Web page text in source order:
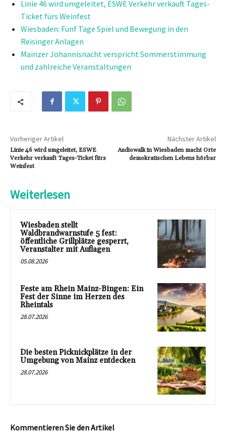
Linie 46 wird umgeleitet, ESWE Verkehr verkauft Tages-
Ticket fürs Weinfest
Wiesbaden: Fünf Tage Spiel und Bewegung in den
Reisinger Anlagen
Mainzer Johannisnacht verspricht Sommerstimmung
und zahlreiche Veranstaltungen
Vorheriger Artikel
Linie 46 wird umgeleitet, ESWE
Verkehr verkauft Tages-Ticket fürs
Weinfest
Nächster Artikel
Audiowalk in Wiesbaden macht Orte
demokratischen Lebens hörbar
Weiterlesen
Wiesbaden stellt
Waldbrandwarnstufe 5 fest:
öffentliche Grillplätze gesperrt,
Veranstalter mit Auflagen
05.08.2026
Feste am Rhein Mainz-Bingen: Ein
Fest der Sinne im Herzen des
Rheintals
28.07.2026
Die besten Picknickplätze in der
Umgebung von Mainz entdecken
28.07.2026
Kommentieren Sie den Artikel